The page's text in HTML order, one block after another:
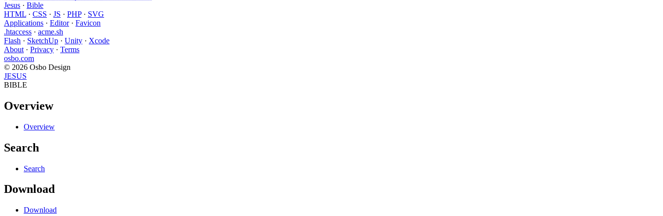
Jesus · Bible
HTML · CSS · JS · PHP· SVG
Applications · Editor· Favicon
.htaccess · acme.sh
Flash · SketchUp · Unity · Xcode
About · Privacy · Terms
osbo.com
© 2026 Osbo Design
JESUS
BIBLE
Overview
Overview
Search
Search
Download
Download